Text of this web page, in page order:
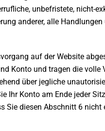
unbefristete, nicht-
anderer, alle
auf der Website
Konto und tragen die
über jegliche
Ihr Konto am Ende jeder
Sie diesen Abschnitt 6 nicht